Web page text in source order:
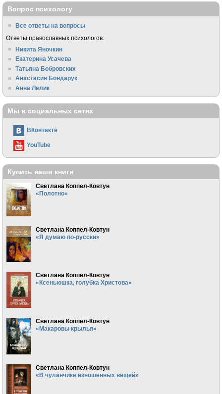
Вопрос психологу
Все ответы на вопросы
Ответы православных психологов:
Никита Яночкин
Екатерина Усачева
Татьяна Бобровских
Анастасия Бондарук
Анна Лелик
Мы в социальных сетях
ВКонтакте
YouTube
Купить наши книги
Светлана Коппел-Ковтун
«Полотно»
Светлана Коппел-Ковтун
«Я думаю по-русски»
Светлана Коппел-Ковтун
«Ксеньюшка, голубка Христова»
Светлана Коппел-Ковтун
«Макаровы крылья»
Светлана Коппел-Ковтун
«В чуланчике изношенных вещей»